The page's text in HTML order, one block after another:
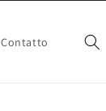
Contatto